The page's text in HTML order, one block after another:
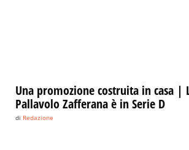
Una promozione costruita in casa |
Pallavolo Zafferana è in Serie D
di Redazione